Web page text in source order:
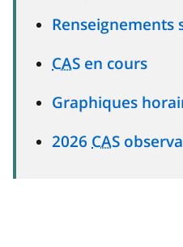
Renseignements
CAS en cours
Graphiques
2026 CAS